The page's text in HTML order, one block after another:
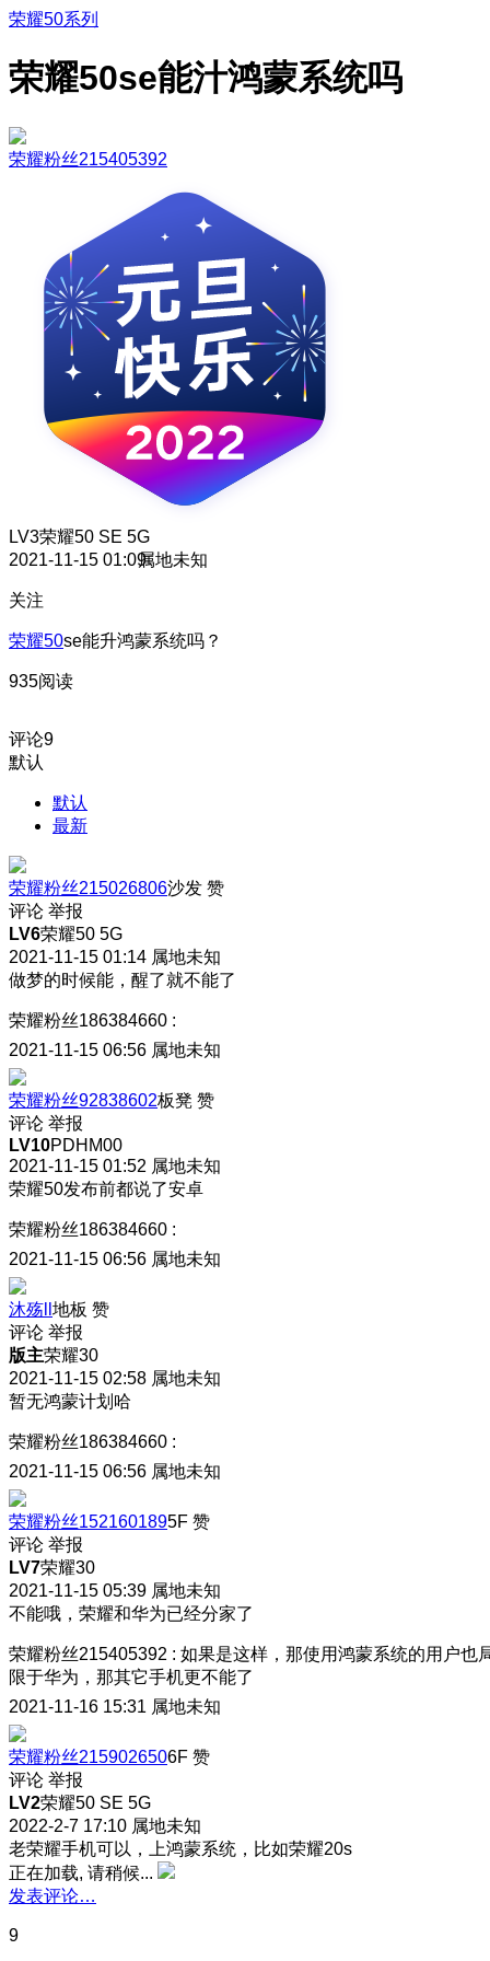
荣耀50系列
荣耀50se能汁鸿蒙系统吗
荣耀粉丝215405392
LV3荣耀50 SE 5G
2021-11-15 01:09属地未知
关注
荣耀50se能升鸿蒙系统吗？
935阅读
评论9
默认
默认
最新
荣耀粉丝215026806沙发 赞
评论 举报
LV6荣耀50 5G
2021-11-15 01:14 属地未知
做梦的时候能，醒了就不能了
荣耀粉丝186384660 :
2021-11-15 06:56 属地未知
荣耀粉丝92838602板凳 赞
评论 举报
LV10PDHM00
2021-11-15 01:52 属地未知
荣耀50发布前都说了安卓
荣耀粉丝186384660 :
2021-11-15 06:56 属地未知
沐殇ll 地板 赞
评论 举报
版主荣耀30
2021-11-15 02:58 属地未知
暂无鸿蒙计划哈
荣耀粉丝186384660 :
2021-11-15 06:56 属地未知
荣耀粉丝1521601895F 赞
评论 举报
LV7荣耀30
2021-11-15 05:39 属地未知
不能哦，荣耀和华为已经分家了
荣耀粉丝215405392 : 如果是这样，那使用鸿蒙系统的用户也
限于华为，那其它手机更不能了
2021-11-16 15:31 属地未知
荣耀粉丝2159026506F 赞
评论 举报
LV2荣耀50 SE 5G
2022-2-7 17:10 属地未知
老荣耀手机可以，上鸿蒙系统，比如荣耀20s
正在加载, 请稍候...
发表评论…
9